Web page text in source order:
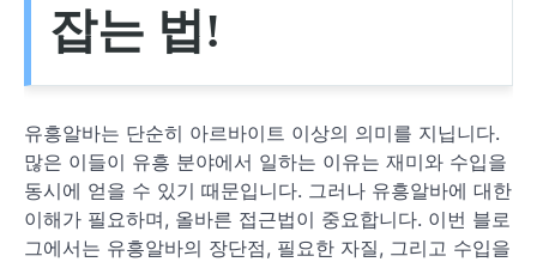
잡는 법!
유흥알바는 단순히 아르바이트 이상의 의미를 지닙니다.
많은 이들이 유흥 분야에서 일하는 이유는 재미와 수입을
동시에 얻을 수 있기 때문입니다. 그러나 유흥알바에 대한
이해가 필요하며, 올바른 접근법이 중요합니다. 이번 블로
그에서는 유흥알바의 장단점, 필요한 자질, 그리고 수입을